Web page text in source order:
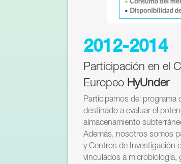
2012-2014
Participación en el
Europeo HyUnder
Participamos del programa
destinado a evaluar el
almacenamiento
Además, nosotros somos
y Centros de Investigación
vinculados a microbiología,